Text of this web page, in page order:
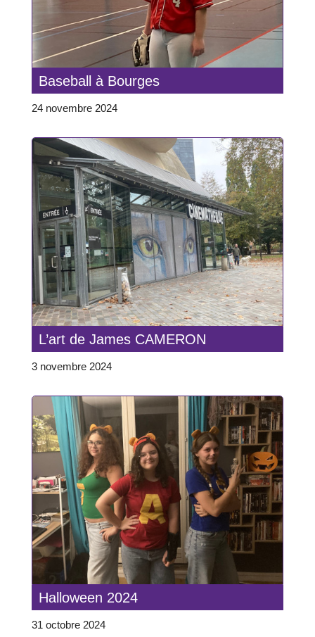
Baseball à Bourges
24 novembre 2024
L’art de James CAMERON
3 novembre 2024
Halloween 2024
31 octobre 2024